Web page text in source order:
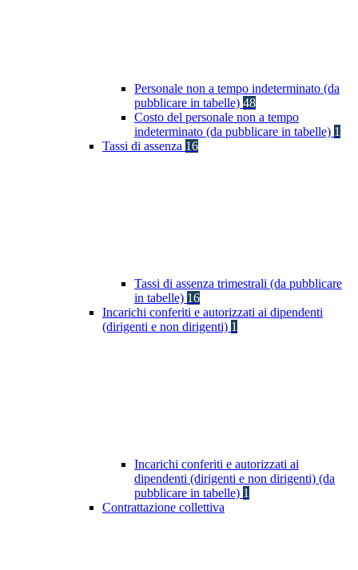
Personale non a tempo indeterminato (da
pubblicare in tabelle) 48
Costo del personale non a tempo
indeterminato (da pubblicare in tabelle) 1
Tassi di assenza 16
Tassi di assenza trimestrali (da pubblicare
in tabelle) 16
Incarichi conferiti e autorizzati ai dipendenti
(dirigenti e non dirigenti) 1
Incarichi conferiti e autorizzati ai
dipendenti (dirigenti e non dirigenti) (da
pubblicare in tabelle) 1
Contrattazione collettiva